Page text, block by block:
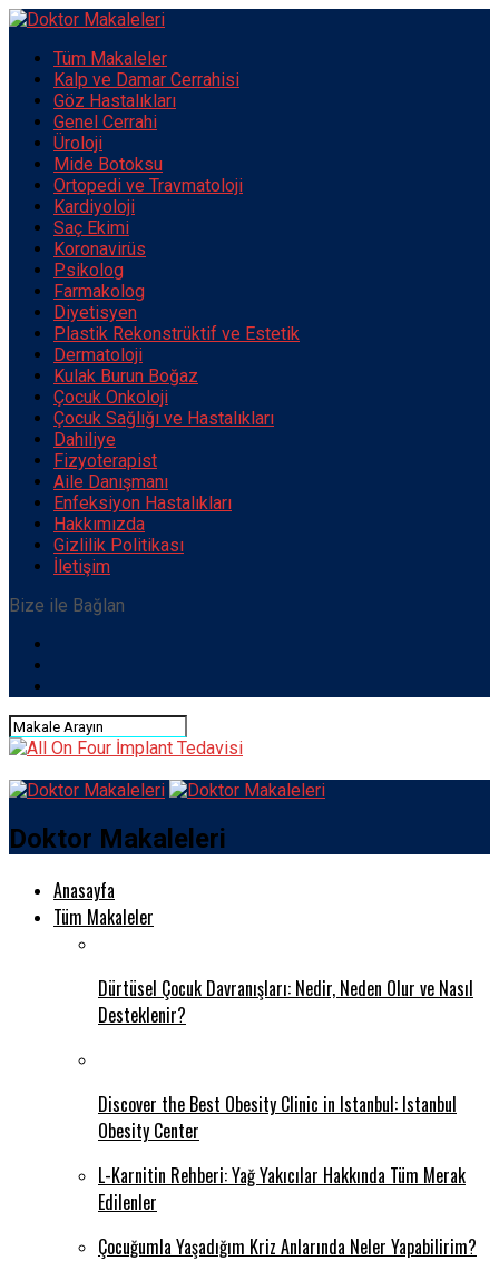
Tüm Makaleler
Kalp ve Damar Cerrahisi
Göz Hastalıkları
Genel Cerrahi
Üroloji
Mide Botoksu
Ortopedi ve Travmatoloji
Kardiyoloji
Saç Ekimi
Koronavirüs
Psikolog
Farmakolog
Diyetisyen
Plastik Rekonstrüktif ve Estetik
Dermatoloji
Kulak Burun Boğaz
Çocuk Onkoloji
Çocuk Sağlığı ve Hastalıkları
Dahiliye
Fizyoterapist
Aile Danışmanı
Enfeksiyon Hastalıkları
Hakkımızda
Gizlilik Politikası
İletişim
Bize ile Bağlan
Doktor Makaleleri
Anasayfa
Tüm Makaleler
Dürtüsel Çocuk Davranışları: Nedir, Neden Olur ve Nasıl
Desteklenir?
Discover the Best Obesity Clinic in Istanbul: Istanbul
Obesity Center
L-Karnitin Rehberi: Yağ Yakıcılar Hakkında Tüm Merak
Edilenler
Çocuğumla Yaşadığım Kriz Anlarında Neler Yapabilirim?